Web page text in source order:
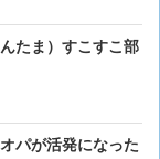
たま）すこすこ部
パが活発になった
大量！】イッヌさん
】虎さん、飼い慣ら